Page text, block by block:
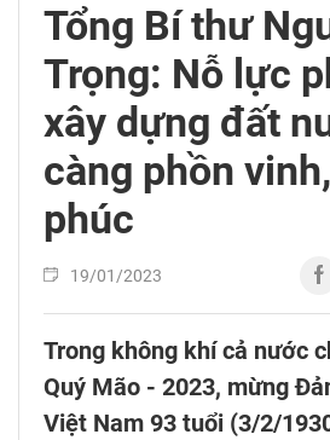
Tổng Bí thư
Trọng: Nỗ lực
xây dựng đất
càng phồn
phúc
19/01/2023
Trong không khí cả nước
Quý Mão - 2023, mừng
Việt Nam 93 tuổi (3/2/